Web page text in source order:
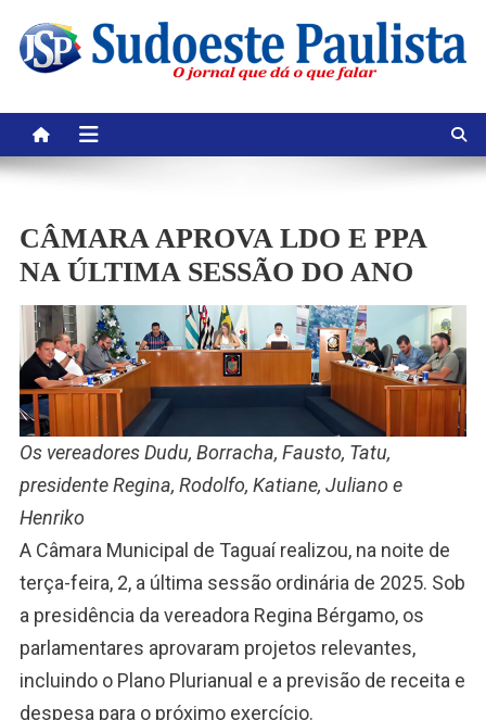
content
CÂMARA APROVA LDO E PPA
NA ÚLTIMA SESSÃO DO ANO
Os vereadores Dudu, Borracha, Fausto, Tatu,
presidente Regina, Rodolfo, Katiane, Juliano e
Henriko
A Câmara Municipal de Taguaí realizou, na noite de
terça-feira, 2, a última sessão ordinária de 2025. Sob
a presidência da vereadora Regina Bérgamo, os
parlamentares aprovaram projetos relevantes,
incluindo o Plano Plurianual e a previsão de receita e
despesa para o próximo exercício.